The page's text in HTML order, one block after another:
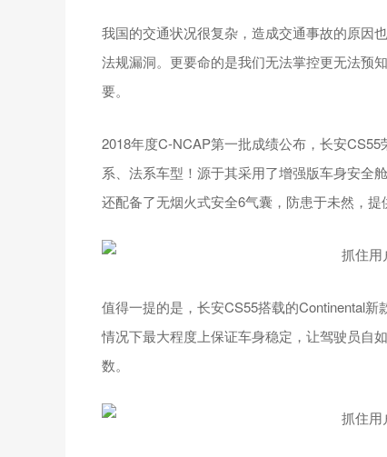
我国的交通状况很复杂，造成交通事故的原因
法规漏洞。更要命的是我们无法掌控更无法预
要。
2018年度C-NCAP第一批成绩公布，长安
系、法系车型！源于其采用了增强版车身安全
还配备了无烟火式安全6气囊，防患于未然，提
值得一提的是，长安CS55搭载的Continental
情况下最大程度上保证车身稳定，让驾驶员自
数。